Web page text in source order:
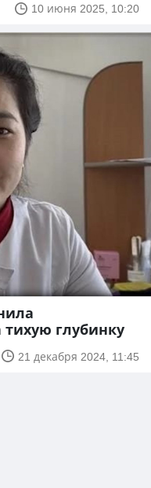
10 июня 2025, 10:20
глубинку
21 декабря 2024, 11:45